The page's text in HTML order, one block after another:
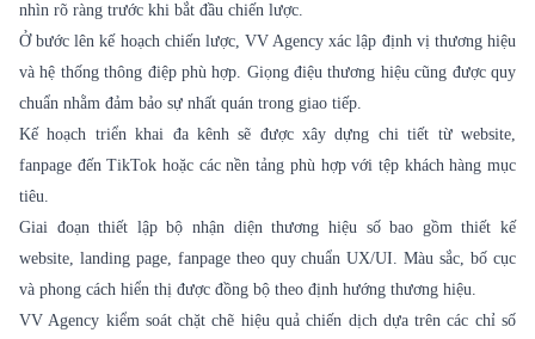
nhìn rõ ràng trước khi bắt đầu chiến lược.
Ở bước lên kế hoạch chiến lược, VV Agency xác lập định vị thương hiệu
và hệ thống thông điệp phù hợp. Giọng điệu thương hiệu cũng được quy
chuẩn nhằm đảm bảo sự nhất quán trong giao tiếp.
Kế hoạch triển khai đa kênh sẽ được xây dựng chi tiết từ website,
fanpage đến TikTok hoặc các nền tảng phù hợp với tệp khách hàng mục
tiêu.
Giai đoạn thiết lập bộ nhận diện thương hiệu số bao gồm thiết kế
website, landing page, fanpage theo quy chuẩn UX/UI. Màu sắc, bố cục
và phong cách hiển thị được đồng bộ theo định hướng thương hiệu.
VV Agency kiểm soát chặt chẽ hiệu quả chiến dịch dựa trên các chỉ số